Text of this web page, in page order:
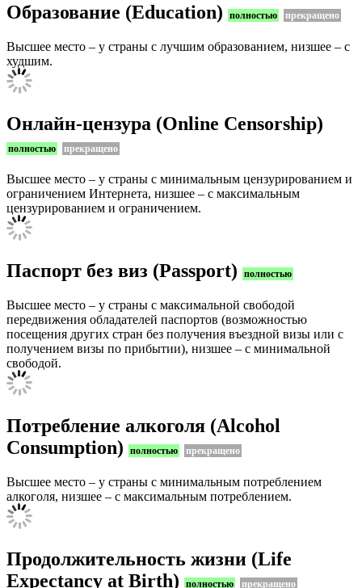
Образование (Education) полностью прекращено
Высшее место – у страны с лучшим образованием, низшее – с
худшим.
Онлайн-цензура (Online Censorship)
полностью прекращено
Высшее место – у страны с минимальным цензурированием и
ограничением Интернета, низшее – с максимальным
цензурированием и ограничением.
Паспорт без виз (Passport) полностью
Высшее место – у страны с максимальной свободой
передвижения обладателей паспортов (возможностью
посещения других стран без получения въездной визы или с
получением визы по прибытии), низшее – с минимальной
свободой.
Потребление алкоголя (Alcohol
Consumption)
полностью прекращено
Высшее место – у страны с минимальным потреблением
алкоголя, низшее – с максимальным потреблением.
Продолжительность жизни (Life
Expectancy at Birth)
полностью прекращено